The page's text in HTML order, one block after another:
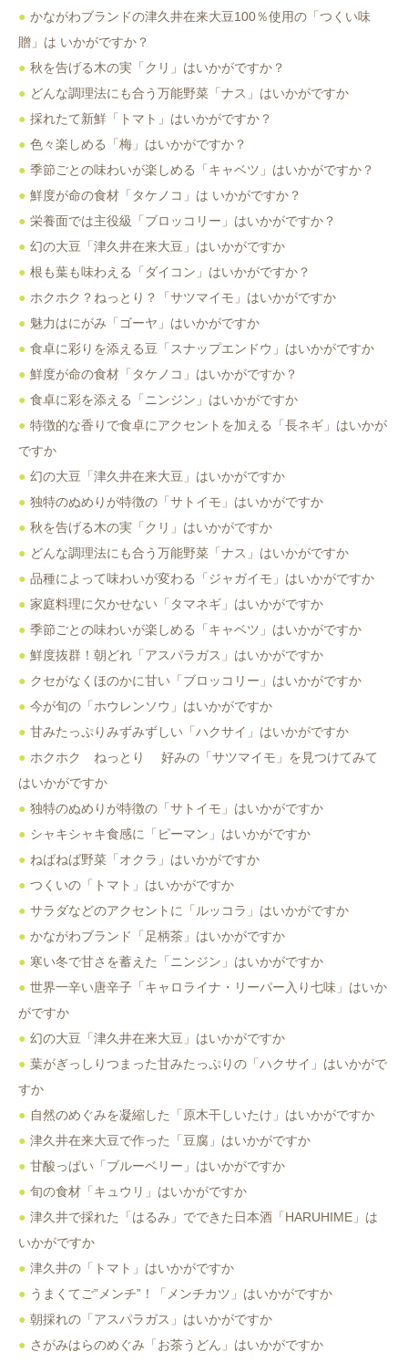
かながわブランドの津久井在来大豆100％使用の「つくい味
贈」は いかがですか？
秋を告げる木の実「クリ」はいかがですか？
どんな調理法にも合う万能野菜「ナス」はいかがですか
採れたて新鮮「トマト」はいかがですか？
色々楽しめる「梅」はいかがですか？
季節ごとの味わいが楽しめる「キャベツ」はいかがですか？
鮮度が命の食材「タケノコ」は いかがですか？
栄養面では主役級「ブロッコリー」はいかがですか？
幻の大豆「津久井在来大豆」はいかがですか
根も葉も味わえる「ダイコン」はいかがですか？
ホクホク？ねっとり？「サツマイモ」はいかがですか
魅力はにがみ「ゴーヤ」はいかがですか
食卓に彩りを添える豆「スナップエンドウ」はいかがですか
鮮度が命の食材「タケノコ」はいかがですか？
食卓に彩を添える「ニンジン」はいかがですか
特徴的な香りで食卓にアクセントを加える「長ネギ」はいかが
ですか
幻の大豆「津久井在来大豆」はいかがですか
独特のぬめりが特徴の「サトイモ」はいかがですか
秋を告げる木の実「クリ」はいかがですか
どんな調理法にも合う万能野菜「ナス」はいかがですか
品種によって味わいが変わる「ジャガイモ」はいかがですか
家庭料理に欠かせない「タマネギ」はいかがですか
季節ごとの味わいが楽しめる「キャベツ」はいかがですか
鮮度抜群！朝どれ「アスパラガス」はいかがですか
クセがなくほのかに甘い「ブロッコリー」はいかがですか
今が旬の「ホウレンソウ」はいかがですか
甘みたっぷりみずみずしい「ハクサイ」はいかがですか
ホクホク ねっとり 好みの「サツマイモ」を見つけてみて
はいかがですか
独特のぬめりが特徴の「サトイモ」はいかがですか
シャキシャキ食感に「ピーマン」はいかがですか
ねばねば野菜「オクラ」はいかがですか
つくいの「トマト」はいかがですか
サラダなどのアクセントに「ルッコラ」はいかがですか
かながわブランド「足柄茶」はいかがですか
寒い冬で甘さを蓄えた「ニンジン」はいかがですか
世界一辛い唐辛子「キャロライナ・リーパー入り七味」はいか
がですか
幻の大豆「津久井在来大豆」はいかがですか
葉がぎっしりつまった甘みたっぷりの「ハクサイ」はいかがで
すか
自然のめぐみを凝縮した「原木干しいたけ」はいかがですか
津久井在来大豆で作った「豆腐」はいかがですか
甘酸っぱい「ブルーベリー」はいかがですか
旬の食材「キュウリ」はいかがですか
津久井で採れた「はるみ」でできた日本酒「HARUHIME」は
いかがですか
津久井の「トマト」はいかがですか
うまくてご”メンチ”！「メンチカツ」はいかがですか
朝採れの「アスパラガス」はいかがですか
さがみはらのめぐみ「お茶うどん」はいかがですか